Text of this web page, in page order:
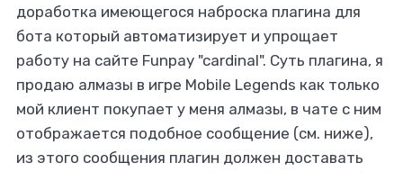
доработка имеющегося наброска плагина для
бота который автоматизирует и упрощает
работу на сайте Funpay "cardinal". Суть плагина, я
продаю алмазы в игре Mobile Legends как только
мой клиент покупает у меня алмазы, в чате с ним
отображается подобное сообщение (см. ниже),
из этого сообщения плагин должен доставать